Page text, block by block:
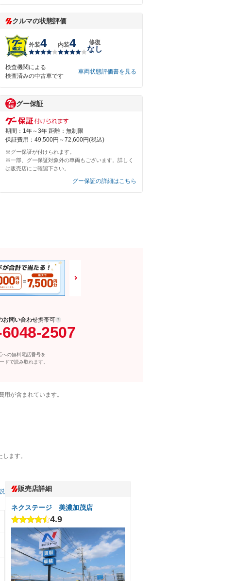
クルマの状態評価
外装4 内装4 修復
なし
検査機関による
検査済みの中古車です
車両状態評価書を見る
グー保証
期間：1年～3年 距離：無制限
保証費用：49,500円～72,600円(税込)
※グー保証が付けられます。
※一部、グー保証対象外の車両もございます。詳しく
は販売店にご確認下さい。
グー保証の詳細はこちら
お問い合わせ携帯可
2507
への無料電話番号を
ドで読み取れます。
が含まれています。
ます。
販売店詳細
ネクステージ 美濃加茂店
4.9